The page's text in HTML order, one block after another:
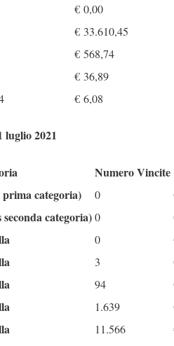
€ 0,00
€ 33.610,45
€ 568,74
€ 36,89
€ 6,08
luglio 2021
Numero Vincite
prima categoria)
0
categoria)0
0
3
94
1.639
11.566